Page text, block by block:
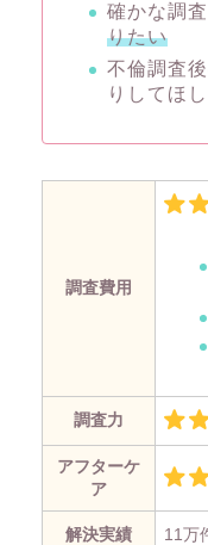
確かな調
りたい
不倫調査
りしてほ
調査費用
調査力
アフターケ
ア
解決実績 11万